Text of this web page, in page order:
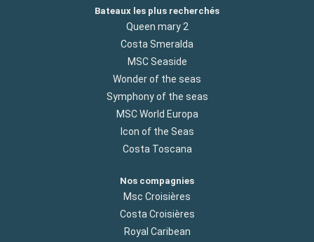
Bateaux les plus recherchés
Queen mary 2
Costa Smeralda
MSC Seaside
Wonder of the seas
Symphony of the seas
MSC World Europa
Icon of the Seas
Costa Toscana
Nos compagnies
Msc Croisières
Costa Croisières
Royal Caribean